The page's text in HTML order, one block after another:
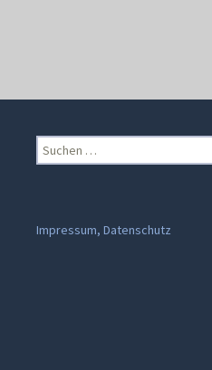
Suchen
nach:
Impressum, Datenschutz